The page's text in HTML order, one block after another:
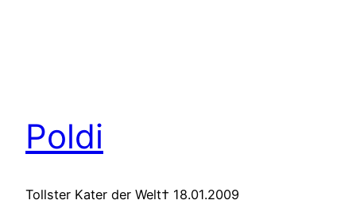
Poldi
Tollster Kater der Welt† 18.01.2009